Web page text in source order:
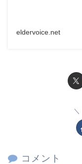
eldervoice.net
コメント